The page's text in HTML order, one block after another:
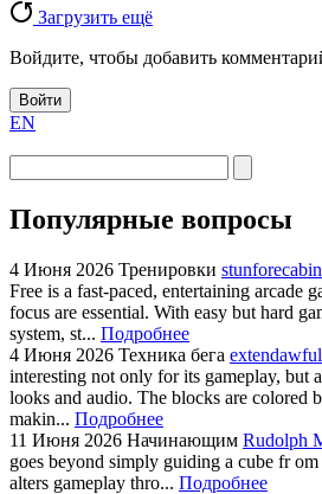
Загрузить ещё
Войдите, чтобы добавить
Войти
EN
Популярные вопросы
4 Июня 2026 Тренировки
Free is a fast-paced, entertaining arcade
focus are essential. With easy but hard
system, st... Подробнее
4 Июня 2026 Техника бега
interesting not only for its gameplay, but
looks and audio. The blocks are colored
makin... Подробнее
11 Июня 2026 Начинающим Rudolph
goes beyond simply guiding a cube fr
alters gameplay thro... Подробнее